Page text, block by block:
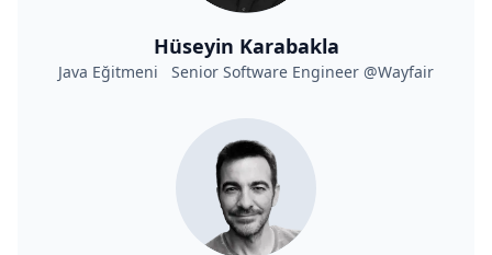
Hüseyin Karabakla
Java Eğitmeni Senior Software Engineer @Wayfair